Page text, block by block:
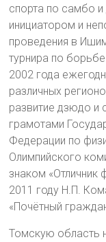
спорта по самбо
инициатором и
проведения в
турнира по
2002 года
различных
развитие дзюдо
грамотами
Федерации по
Олимпийского
знаком «Отличник
2011 году Н.П.
«Почётный
Томскую область